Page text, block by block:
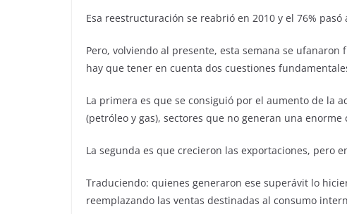
Esa reestructuración se reabrió en 2010 y el 76% pasó
Pero, volviendo al presente, esta semana se
hay que tener en cuenta dos cuestiones
La primera es que se consiguió por el aumento de la
(petróleo y gas), sectores que no generan una
La segunda es que crecieron las exportaciones, pero
Traduciendo: quienes generaron ese superávit lo
reemplazando las ventas destinadas al consumo